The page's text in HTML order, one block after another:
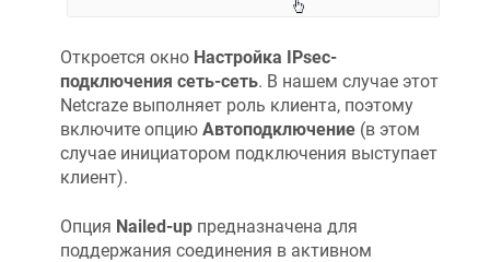
Откроется окно Настройка IPsec-
подключения сеть-сеть. В нашем случае этот
Netcraze выполняет роль клиента, поэтому
включите опцию Автоподключение (в этом
случае инициатором подключения выступает
клиент).
Опция Nailed-up предназначена для
поддержания соединения в активном